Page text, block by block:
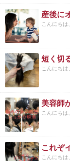
こんにちは
短く切
こんにち
美容師
こんにち
こんにち